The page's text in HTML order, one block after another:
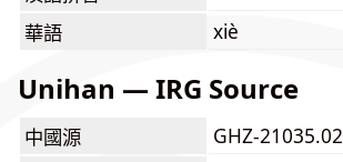
華語
xiè
Unihan — IRG Source
中國源
GHZ-21035.02